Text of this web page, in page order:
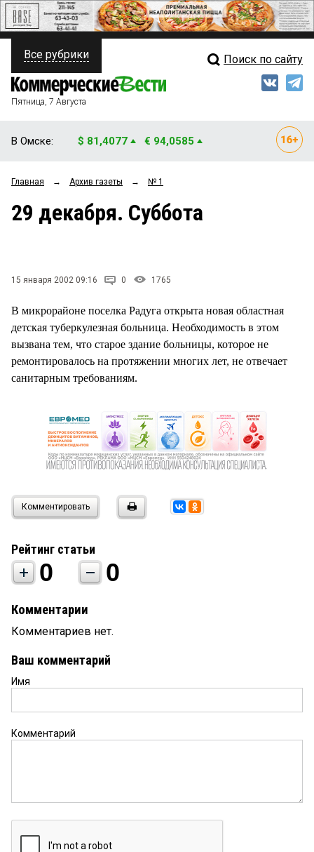
ПОЛИТИКА
ФИНАНСЫ
ОБЩЕСТВО
ЗАКОН
ПРОИСШЕСТВИЯ
СТИЛЬ ЖИЗНИ
Свежий выпуск
Рейтинги
Все рубрики Поиск по сайту
Пятница, 7 Августа
В Омске: $ 81,4077 € 94,0585
Главная → Архив газеты → № 1
29 декабря. Суббота
15 января 2002 09:16 0 1765
В микрорайоне поселка Радуга открыта новая областная
детская туберкулезная больница. Необходимость в этом
вызвана тем, что старое здание больницы, которое не
ремонтировалось на протяжении многих лет, не отвечает
санитарным требованиям.
Комментировать
Рейтинг статьи
0 0
Комментарии
Комментариев нет.
Ваш комментарий
Имя
Комментарий